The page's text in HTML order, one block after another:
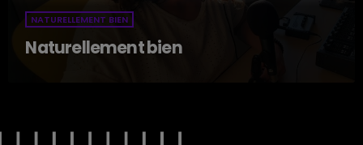
NATURELLEMENT BIEN
Naturellement bien